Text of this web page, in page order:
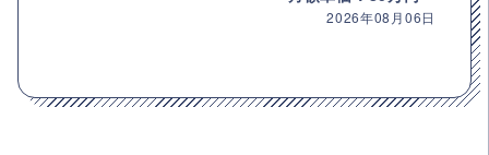
2026年08月06日